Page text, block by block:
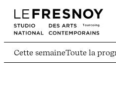
Cette semaineToute la